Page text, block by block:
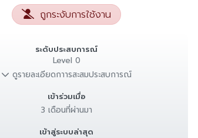
ถูกระงับการใช้งาน
ระดับประสบการณ์
Level 0
ดูรายละเอียดกาารสะสมประสบการณ์
เข้าร่วมเมื่อ
3 เดือนที่ผ่านมา
เข้าสู่ระบบล่าสุด